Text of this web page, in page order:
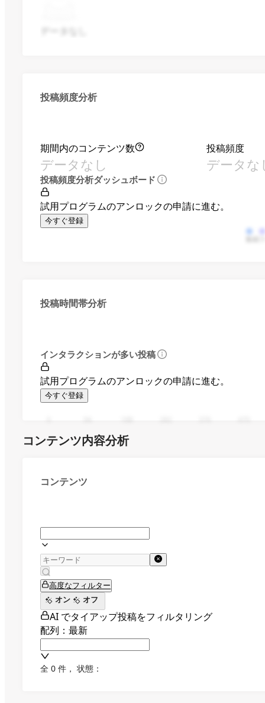
投稿頻度分析
期間内のコンテンツ数
データなし
投稿頻度
データな
投稿頻度分析ダッシュボード
試用プログラムのアンロックの申請に進む。
今すぐ登録
投稿時間帯分析
インタラクションが多い投稿
試用プログラムのアンロックの申請に進む。
今すぐ登録
コンテンツ内容分析
コンテンツ
高度なフィルター
オン
オフ
AI でタイアップ投稿をフィルタリング
配列：最新
全 0 件 ， 状態：